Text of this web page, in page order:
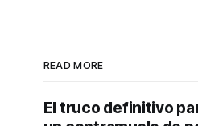
READ MORE
El truco definitivo